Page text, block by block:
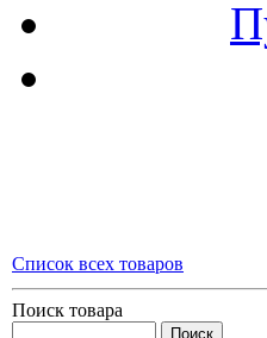
Список всех товаров
Поиск товара